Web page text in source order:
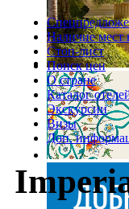
Наличие мест
Стоп-лист
Поиск цен
О стране
Каталог
Экскурсии
Визы
Доп.